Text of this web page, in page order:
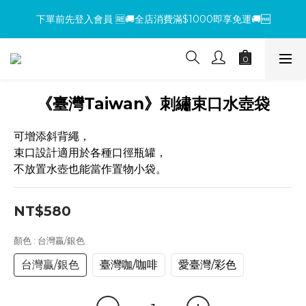
下單前先登入會員 🆓🚚全店消費滿$1000即享免運🚚🆓
下單前先登入會員 🆓🚚全店消費滿$1000即享免運🚚🆓
【環保杯套優惠】指定系列任選 2 件 即減 NT$200 ，買越多省越
【買包送氈】購買小方包、mini包系列，即贈魔鬼氈（隨機款式）
下單前先登入會員 🆓🚚全店消費滿$1000即享免運🚚🆓
《臺灣Taiwan》刺繡束口水壺袋
可增添斜背繩，
束口設計適用於各種口徑瓶罐，
不放置水壺也能當作置物小袋。
NT$580
顏色 : 台灣贏/銀色
台灣贏/銀色 臺灣咖/咖啡 愛臺灣/彩色